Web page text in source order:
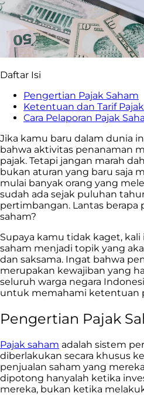
Daftar Isi
Pengertian Pajak Saham
Ketentuan dan Tarif
Cara Pelaporan Pajak
Jika kamu baru dalam dunia
bahwa aktivitas penanaman
pajak. Tetapi jangan marah
bukan aturan yang baru saja
mulai banyak orang yang
sudah ada sejak puluhan
pertimbangan. Lantas berapa
saham?
Supaya kamu tidak kaget,
saham menjadi topik yang
dan saksama. Ingat bahwa
merupakan kewajiban yang
seluruh warga negara
untuk memahami ketentuan
Pengertian Pajak
Pajak saham adalah sistem
diberlakukan secara khusus
penjualan saham yang
dipotong hanyalah ketika
mereka, bukan ketika